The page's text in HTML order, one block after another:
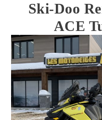
Ski-Doo
ACE